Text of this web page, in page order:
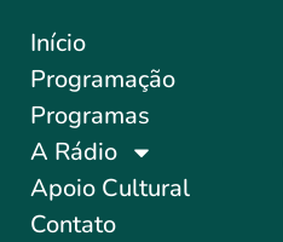
Início
Programação
Programas
A Rádio
Apoio Cultural
Contato